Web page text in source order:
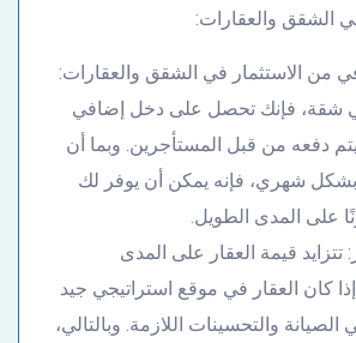
في الشقق والعقارات:
من الاستثمار في الشقق والعقارات:
شقة، فإنك تحصل على دخل إضافي
دفعه من قبل المستأجرين. وبما أن
بشكل شهري، فإنه يمكن أن يوفر لك
على المدى الطويل.
تتزايد قيمة العقار على المدى
كان العقار في موقع استراتيجي جيد
الصيانة والتحسينات اللازمة. وبالتالي،